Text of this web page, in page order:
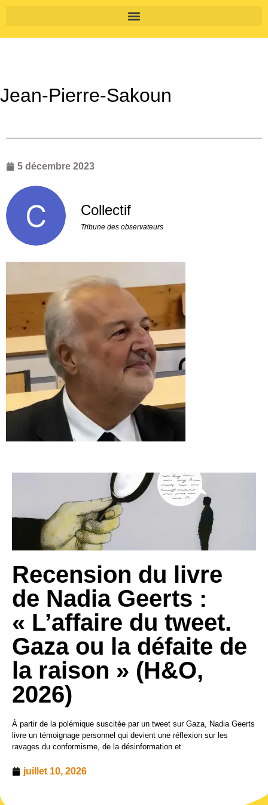
Jean-Pierre-Sakoun
5 décembre 2023
Collectif
Tribune des observateurs
Recension du livre
de Nadia Geerts :
« L’affaire du tweet.
Gaza ou la défaite de
la raison » (H&O,
2026)
À partir de la polémique suscitée par un tweet sur Gaza, Nadia Geerts
livre un témoignage personnel qui devient une réflexion sur les
ravages du conformisme, de la désinformation et
juillet 10, 2026